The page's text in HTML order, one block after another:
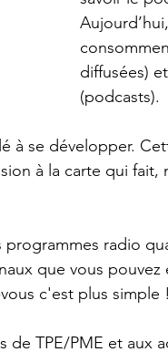
diffusées)
(podcasts).
à se développer.
à la carte qui fait,
radio
que vous
c'est plus simple
TPE/PME et aux